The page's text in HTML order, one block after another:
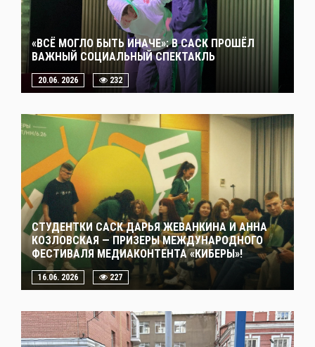
«ВСЁ МОГЛО БЫТЬ ИНАЧЕ»: В САСК ПРОШЁЛ
ВАЖНЫЙ СОЦИАЛЬНЫЙ СПЕКТАКЛЬ
20.06. 2026 232
СТУДЕНТКИ САСК ДАРЬЯ ЖЕВАНКИНА И АННА
КОЗЛОВСКАЯ — ПРИЗЕРЫ МЕЖДУНАРОДНОГО
ФЕСТИВАЛЯ МЕДИАКОНТЕНТА «КИБЕРЫ»!
16.06. 2026 227